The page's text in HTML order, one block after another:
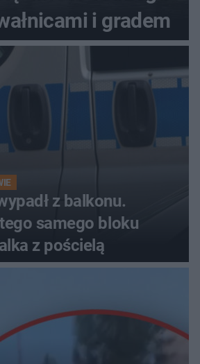
i gradem
z balkonu.
samego bloku
z pościelą